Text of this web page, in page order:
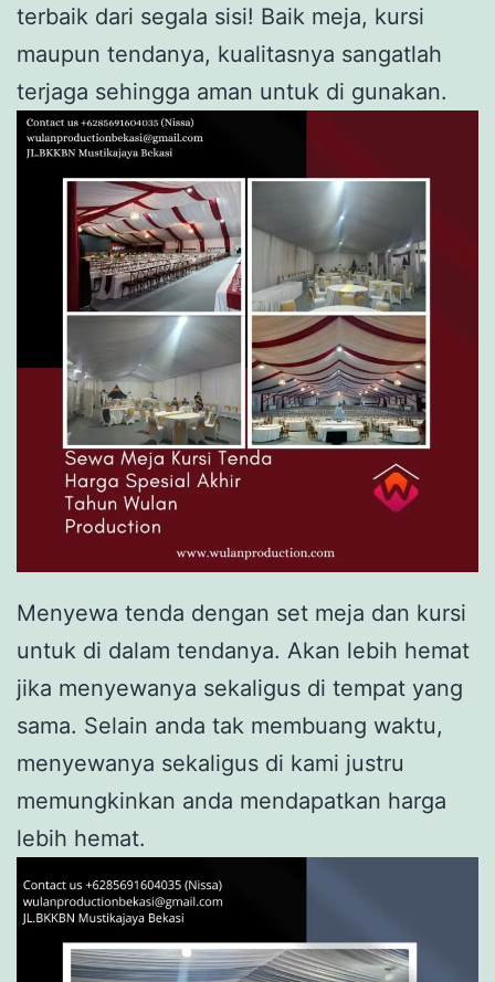
terbaik dari segala sisi! Baik meja, kursi
maupun tendanya, kualitasnya sangatlah
terjaga sehingga aman untuk di gunakan.
Menyewa tenda dengan set meja dan kursi
untuk di dalam tendanya. Akan lebih hemat
jika menyewanya sekaligus di tempat yang
sama. Selain anda tak membuang waktu,
menyewanya sekaligus di kami justru
memungkinkan anda mendapatkan harga
lebih hemat.